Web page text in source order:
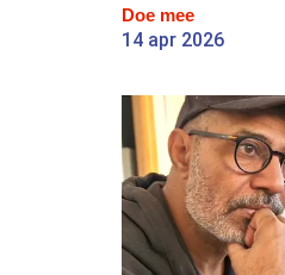
Doe mee
14 apr 2026